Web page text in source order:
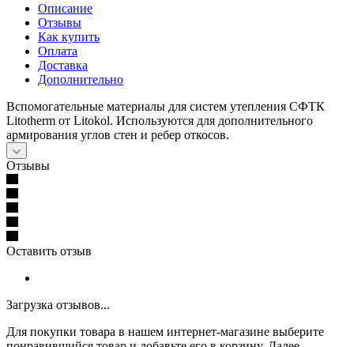
Описание
Отзывы
Как купить
Оплата
Доставка
Дополнительно
Вспомогательные материалы для систем утепления СФТК
Litotherm от Litokol. Используются для дополнительного
армирования углов стен и ребер откосов.
Отзывы
Оставить отзыв
Загрузка отзывов...
Для покупки товара в нашем интернет-магазине выберите